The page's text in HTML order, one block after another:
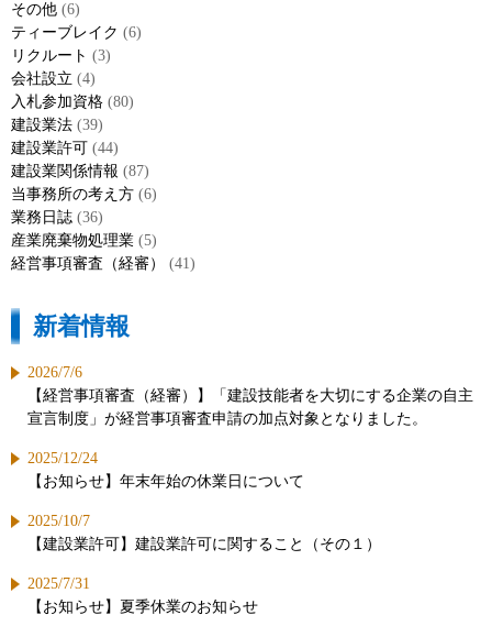
その他 (6)
ティーブレイク (6)
リクルート (3)
会社設立 (4)
入札参加資格 (80)
建設業法 (39)
建設業許可 (44)
建設業関係情報 (87)
当事務所の考え方 (6)
業務日誌 (36)
産業廃棄物処理業 (5)
経営事項審査（経審）
(41)
新着情報
2026/7/6
【経営事項審査（経審）】「建設技能者を大切にする企業の自主
宣言制度」が経営事項審査申請の加点対象となりました。
2025/12/24
【お知らせ】年末年始の休業日について
2025/10/7
【建設業許可】建設業許可に関すること（その１）
2025/7/31
【お知らせ】夏季休業のお知らせ